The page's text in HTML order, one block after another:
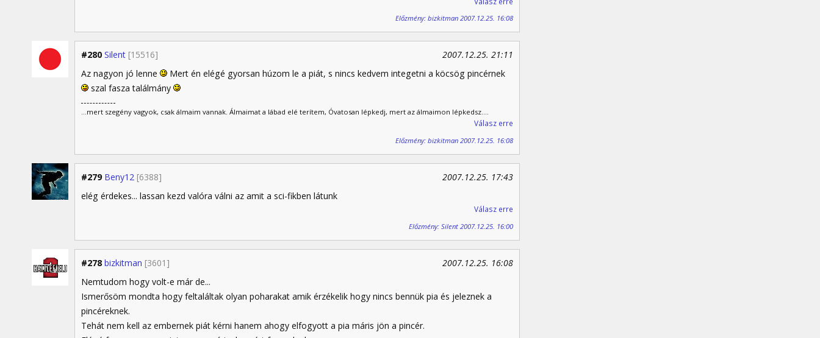
Előzmény: bizkitman 2007.12.25. 16:08
#280 Silent [15516]
2007.12.25. 21:11
Az nagyon jó lenne
Mert én elégé gyorsan húzom le a piát, s nincs kedvem integetni a köcsög pincérnek
szal fasza találmány
...mert szegény vagyok, csak álmaim vannak. Álmaimat a lábad elé terítem, Óvatosan lépkedj, mert az álmaimon lépkedsz....
Válasz erre
Előzmény: bizkitman 2007.12.25. 16:08
#279 Beny12 [6388]
2007.12.25. 17:43
elég érdekes... lassan kezd valóra válni az amit a sci-fikben látunk
Válasz erre
Előzmény: Silent 2007.12.25. 16:00
#278 bizkitman [3601]
2007.12.25. 16:08
Nemtudom hogy volt-e már de...
Ismerősöm mondta hogy feltaláltak olyan poharakat amik érzékelik hogy nincs bennük pia és jeleznek a
pincéreknek.
Tehát nem kell az embernek piát kérni hanem ahogy elfogyott a pia máris jön a pincér.